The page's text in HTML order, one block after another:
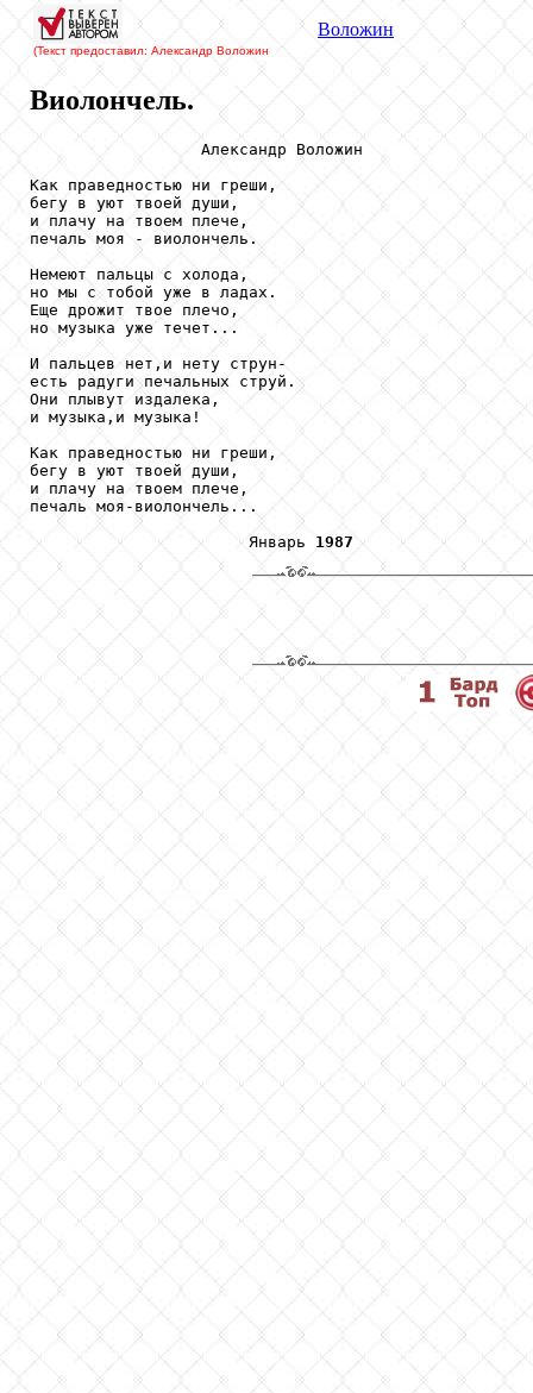
(Текст предоставил: Александр Воложин
Воложин
Виолончель.
                  Александр Воложин
Как праведностью ни греши,
бегу в уют твоей души,
и плачу на твоем плече,
печаль моя - виолончель.
Немеют пальцы с холода,
но мы с тобой уже в ладах.
Еще дрожит твое плечо,
но музыка уже течет...
И пальцев нет,и нету струн-
есть радуги печальных струй.
Они плывут издалека,
и музыка,и музыка!
Как праведностью ни греши,
бегу в уют твоей души,
и плачу на твоем плече,
печаль моя-виолончель...
                       Январь
1987